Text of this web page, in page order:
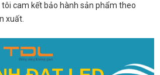
tôi cam kết bảo hành sản phẩm theo
xuất.